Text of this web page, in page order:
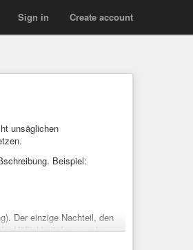
Create account
Sign in
unsäglichen
Beispiel:
Der einzige Nachteil, den
Höflichkeitsform auch